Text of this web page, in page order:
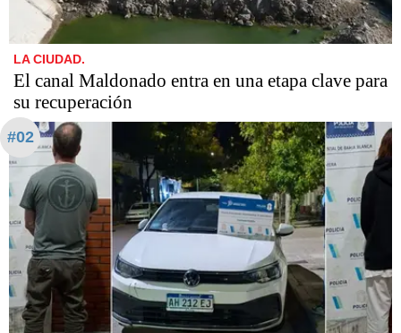
LA CIUDAD.
El canal Maldonado entra en una etapa clave para
su recuperación
#02